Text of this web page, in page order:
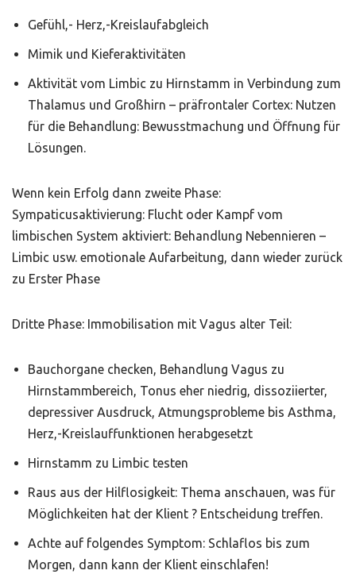
Gefühl,- Herz,-Kreislaufabgleich
Mimik und Kieferaktivitäten
Aktivität vom Limbic zu Hirnstamm in Verbindung zum
Thalamus und Großhirn – präfrontaler Cortex: Nutzen
für die Behandlung: Bewusstmachung und Öffnung für
Lösungen.
Wenn kein Erfolg dann zweite Phase:
Sympaticusaktivierung: Flucht oder Kampf vom
limbischen System aktiviert: Behandlung Nebennieren –
Limbic usw. emotionale Aufarbeitung, dann wieder zurück
zu Erster Phase
Dritte Phase: Immobilisation mit Vagus alter Teil:
Bauchorgane checken, Behandlung Vagus zu
Hirnstammbereich, Tonus eher niedrig, dissoziierter,
depressiver Ausdruck, Atmungsprobleme bis Asthma,
Herz,-Kreislauffunktionen herabgesetzt
Hirnstamm zu Limbic testen
Raus aus der Hilflosigkeit: Thema anschauen, was für
Möglichkeiten hat der Klient ? Entscheidung treffen.
Achte auf folgendes Symptom: Schlaflos bis zum
Morgen, dann kann der Klient einschlafen!